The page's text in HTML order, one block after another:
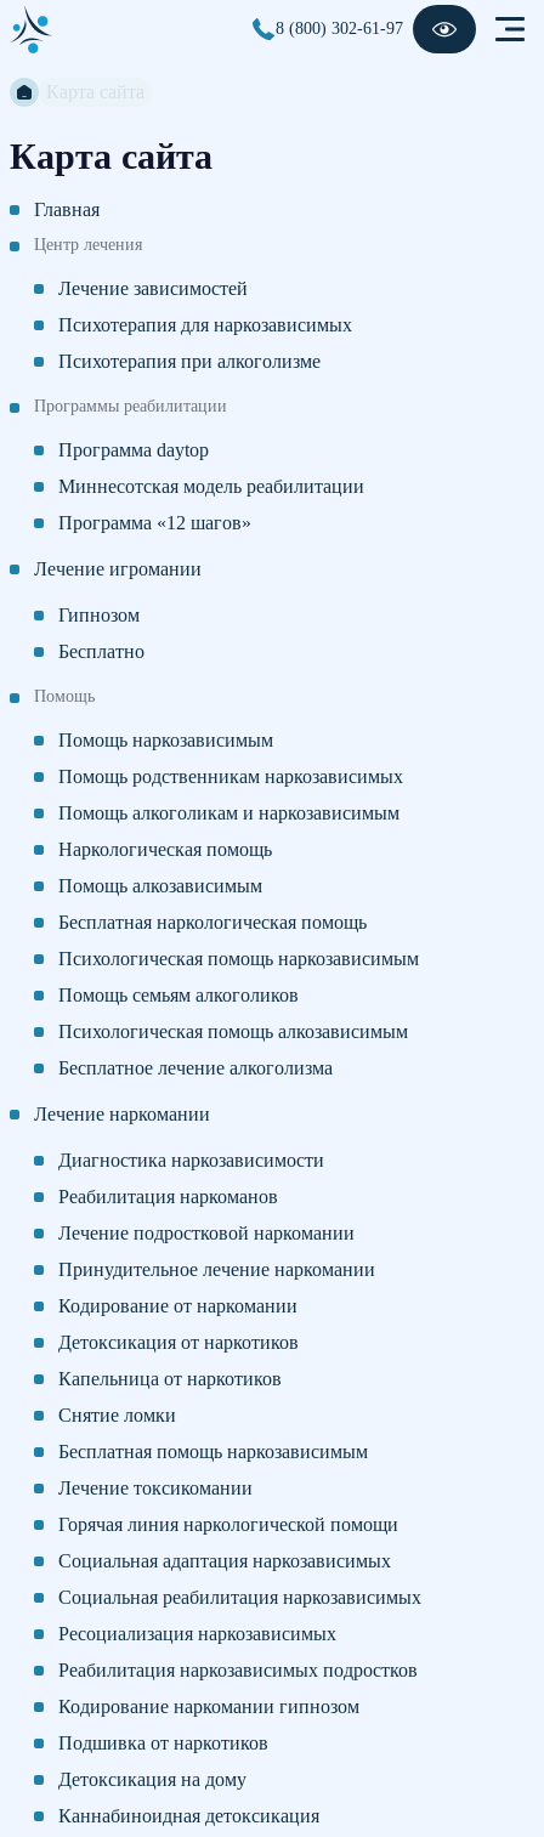
8 (800) 302-61-97
Карта сайта
Главная
Центр лечения
Лечение зависимостей
Психотерапия для наркозависимых
Психотерапия при алкоголизме
Программы реабилитации
Программа daytop
Миннесотская модель реабилитации
Программа «12 шагов»
Лечение игромании
Гипнозом
Бесплатно
Помощь
Помощь наркозависимым
Помощь родственникам наркозависимых
Помощь алкоголикам и наркозависимым
Наркологическая помощь
Помощь алкозависимым
Бесплатная наркологическая помощь
Психологическая помощь наркозависимым
Помощь семьям алкоголиков
Психологическая помощь алкозависимым
Бесплатное лечение алкоголизма
Лечение наркомании
Диагностика наркозависимости
Реабилитация наркоманов
Лечение подростковой наркомании
Принудительное лечение наркомании
Кодирование от наркомании
Детоксикация от наркотиков
Капельница от наркотиков
Снятие ломки
Бесплатная помощь наркозависимым
Лечение токсикомании
Горячая линия наркологической помощи
Социальная адаптация наркозависимых
Социальная реабилитация наркозависимых
Ресоциализация наркозависимых
Реабилитация наркозависимых подростков
Кодирование наркомании гипнозом
Подшивка от наркотиков
Детоксикация на дому
Каннабиноидная детоксикация